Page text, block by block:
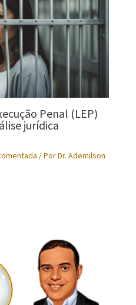
Penal (LEP)
jurídica
/ PorDr. Ademilson